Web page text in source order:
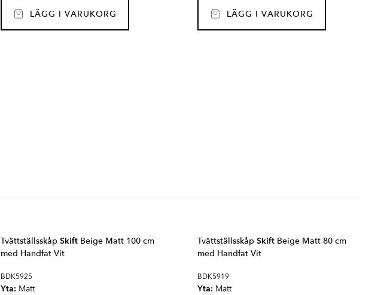
LÄGG I VARUKORG LÄGG I VARUKORG
Tvättställsskåp Skift Beige Matt 100 cm
med Handfat Vit
BDK5925
Yta: Matt
Tvättställsskåp Skift Beige Matt 80 cm
med Handfat Vit
BDK5919
Yta: Matt